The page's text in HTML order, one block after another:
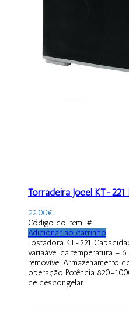
Torradeira Jocel KT-221
22.00€
Código do item: #
Adicionar ao carrinho
Tostadora KT-221
variaàvel da temperatura –
removível Armazenamento
operação Potência 820-
de descongelar